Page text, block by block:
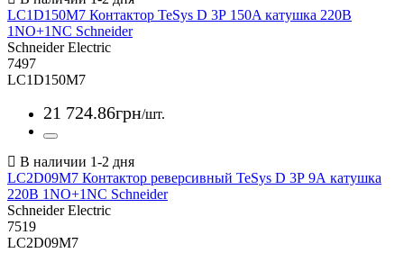
LC1D150M7 Контактор TeSys D 3Р 150A катушка 220В
1NO+1NC Schneider
Schneider Electric
7497
LC1D150M7
21 724.86грн/шт.
LC2D09M7 Контактор реверсивный TeSys D 3Р 9А катушка
220В 1NO+1NC Schneider
Schneider Electric
7519
LC2D09M7